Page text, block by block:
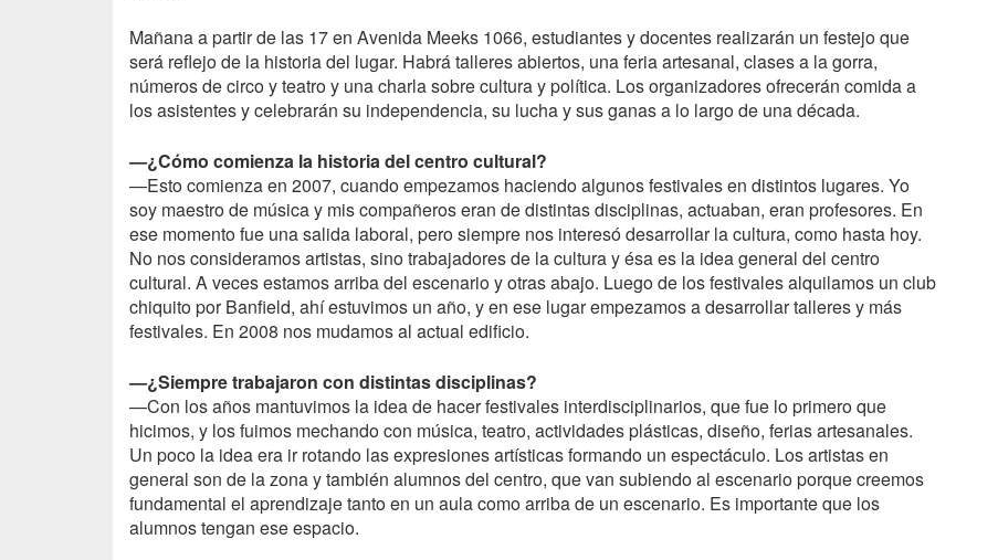
Mañana a partir de las 17 en Avenida Meeks 1066, estudiantes y docentes realizarán un festejo que
será reflejo de la historia del lugar. Habrá talleres abiertos, una feria artesanal, clases a la gorra,
números de circo y teatro y una charla sobre cultura y política. Los organizadores ofrecerán comida a
los asistentes y celebrarán su independencia, su lucha y sus ganas a lo largo de una década.
—¿Cómo comienza la historia del centro cultural?
—Esto comienza en 2007, cuando empezamos haciendo algunos festivales en distintos lugares. Yo
soy maestro de música y mis compañeros eran de distintas disciplinas, actuaban, eran profesores. En
ese momento fue una salida laboral, pero siempre nos interesó desarrollar la cultura, como hasta hoy.
No nos consideramos artistas, sino trabajadores de la cultura y ésa es la idea general del centro
cultural. A veces estamos arriba del escenario y otras abajo. Luego de los festivales alquilamos un club
chiquito por Banfield, ahí estuvimos un año, y en ese lugar empezamos a desarrollar talleres y más
festivales. En 2008 nos mudamos al actual edificio.
—¿Siempre trabajaron con distintas disciplinas?
—Con los años mantuvimos la idea de hacer festivales interdisciplinarios, que fue lo primero que
hicimos, y los fuimos mechando con música, teatro, actividades plásticas, diseño, ferias artesanales.
Un poco la idea era ir rotando las expresiones artísticas formando un espectáculo. Los artistas en
general son de la zona y también alumnos del centro, que van subiendo al escenario porque creemos
fundamental el aprendizaje tanto en un aula como arriba de un escenario. Es importante que los
alumnos tengan ese espacio.